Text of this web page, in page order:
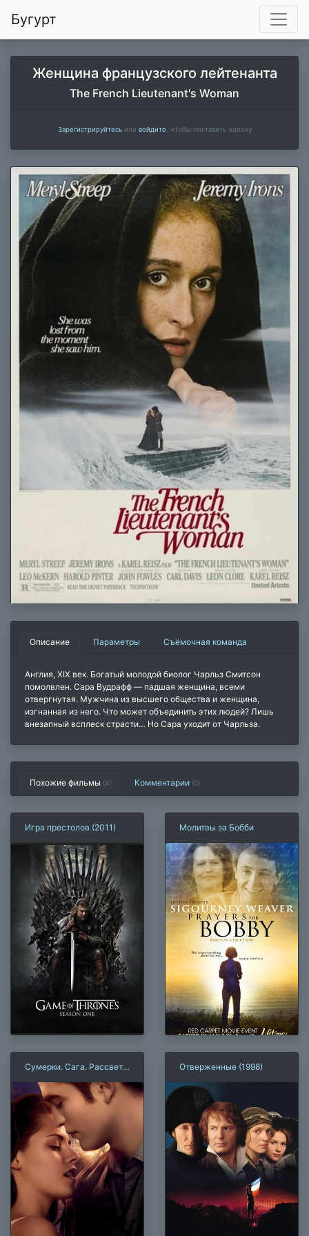
Бугурт
Женщина французского лейтенанта
The French Lieutenant's Woman
Зарегистрируйтесьили войдите , чтобы поставить оценку
Описание Параметры Съёмочная команда
Англия, XIX век. Богатый молодой биолог Чарльз Смитсон
помолвлен. Сара Вудрафф — падшая женщина, всеми
отвергнутая. Мужчина из высшего общества и женщина,
изгнанная из него. Что может объединить этих людей? Лишь
внезапный всплеск страсти… Но Сара уходит от Чарльза.
Похожие фильмы (4) Комментарии (0)
Игра престолов (2011) Молитвы за Бобби
Сумерки. Сага. Рассвет:
Отверженные (1998)